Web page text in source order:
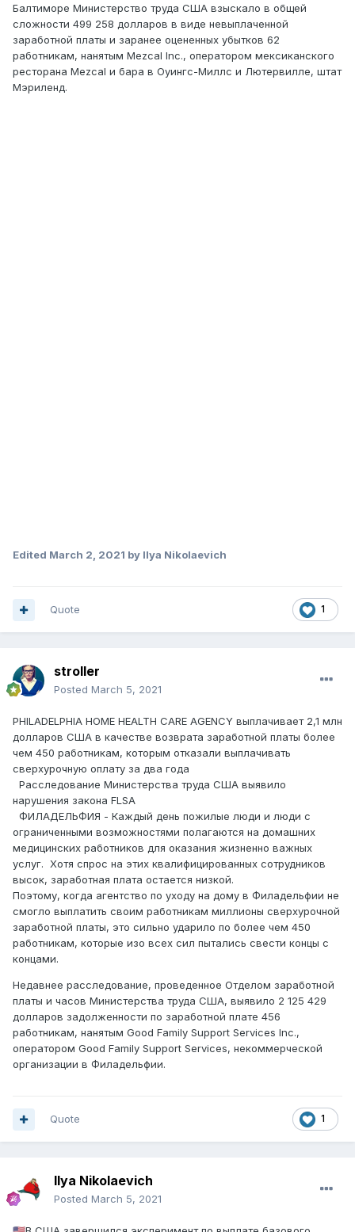
Балтиморе Министерство труда США взыскало в общей
сложности 499 258 долларов в виде невыплаченной
заработной платы и заранее оцененных убытков 62
работникам, нанятым Mezcal Inc., оператором мексиканского
ресторана Mezcal и бара в Оуингс-Миллс и Лютервилле, штат
Мэриленд.
Edited March 2, 2021 by Ilya Nikolaevich
1
Quote
stroller
Posted March 5, 2021
PHILADELPHIA HOME HEALTH CARE AGENCY выплачивает 2,1 млн
долларов США в качестве возврата заработной платы более
чем 450 работникам, которым отказали выплачивать
сверхурочную оплату за два года
Расследование Министерства труда США выявило
нарушения закона FLSA
ФИЛАДЕЛЬФИЯ - Каждый день пожилые люди и люди с
ограниченными возможностями полагаются на домашних
медицинских работников для оказания жизненно важных
услуг. Хотя спрос на этих квалифицированных сотрудников
высок, заработная плата остается низкой.
Поэтому, когда агентство по уходу на дому в Филадельфии не
смогло выплатить своим работникам миллионы сверхурочной
заработной платы, это сильно ударило по более чем 450
работникам, которые изо всех сил пытались свести концы с
концами.
Недавнее расследование, проведенное Отделом заработной
платы и часов Министерства труда США, выявило 2 125 429
долларов задолженности по заработной плате 456
работникам, нанятым Good Family Support Services Inc.,
оператором Good Family Support Services, некоммерческой
организации в Филадельфии.
1
Quote
Ilya Nikolaevich
Posted March 5, 2021